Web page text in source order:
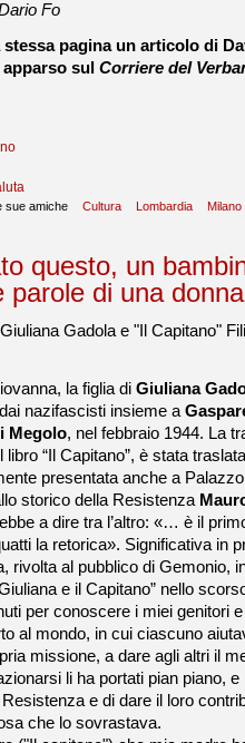
Fo
pagina un articolo di
sul Corriere del
sue amiche Cultura Lombardia
Milano
questo, un
parole di una donna
Gadola e "Il Capitano"
la figlia di Giuliana
nazifascisti insieme a
Megolo, nel febbraio 1944. La
“Il Capitano”, è stata
presentata anche a
storico della Resistenza
a dire tra l’altro: «… è il
la retorica». Significativa in
rivolta al pubblico di Gemonio,
e il Capitano” nello
per conoscere i miei genitori
al mondo, in cui ciascuno
missione, a dare agli altri il
li ha portati pian piano,
e di dare il loro
che lo sovrastava.